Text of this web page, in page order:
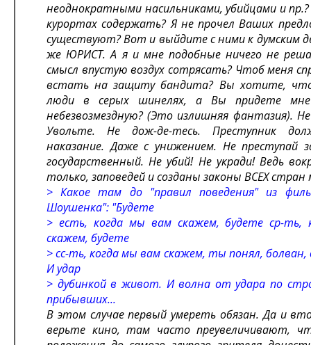
неоднократными насильниками, убийцами и
курортах содержать? Я не прочел Ваших
существуют? Вот и выйдите с ними к думским
же ЮРИСТ. А я и мне подобные ничего не
смысл впустую воздух сотрясать? Чтоб меня
встать на защиту бандита? Вы хотите,
люди в серых шинелях, а Вы придете
небезвозмездную? (Это излишняя фантазия).
Увольте. Не дож-де-тесь. Преступник
наказание. Даже с унижением. Не преступай
государственный. Не убий! Не укради! Ведь
только, заповедей и созданы законы ВСЕХ стран
> Какое там до "правил поведения" из
Шоушенка": "Будете
> есть, когда мы вам скажем, будете ср-ть,
скажем, будете
> сс-ть, когда мы вам скажем, ты понял, болван,
И удар
> дубинкой в живот. И волна от удара по
прибывших...
В этом случае первый умереть обязан. Да и
верьте кино, там часто преувеличивают,